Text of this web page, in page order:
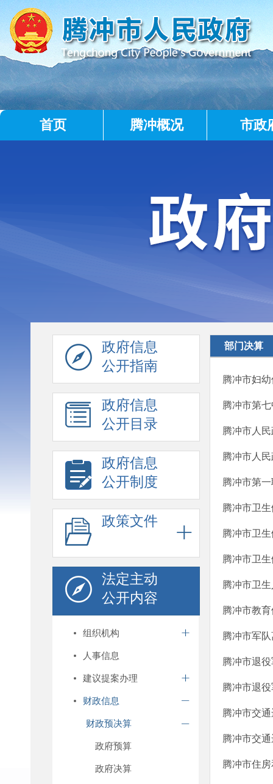
首页 腾冲概况 市政
政府信息
公开指南
政府信息
公开目录
政府信息
公开制度
政策文件
法定主动
公开内容
组织机构
人事信息
建议提案办理
财政信息
财政预决算
政府预算
政府决算
部门决算
腾冲市妇
腾冲市第
腾冲市人
腾冲市人
腾冲市第
腾冲市卫
腾冲市卫
腾冲市卫
腾冲市卫
腾冲市教
腾冲市军
腾冲市退
腾冲市退
腾冲市交
腾冲市交
腾冲市住